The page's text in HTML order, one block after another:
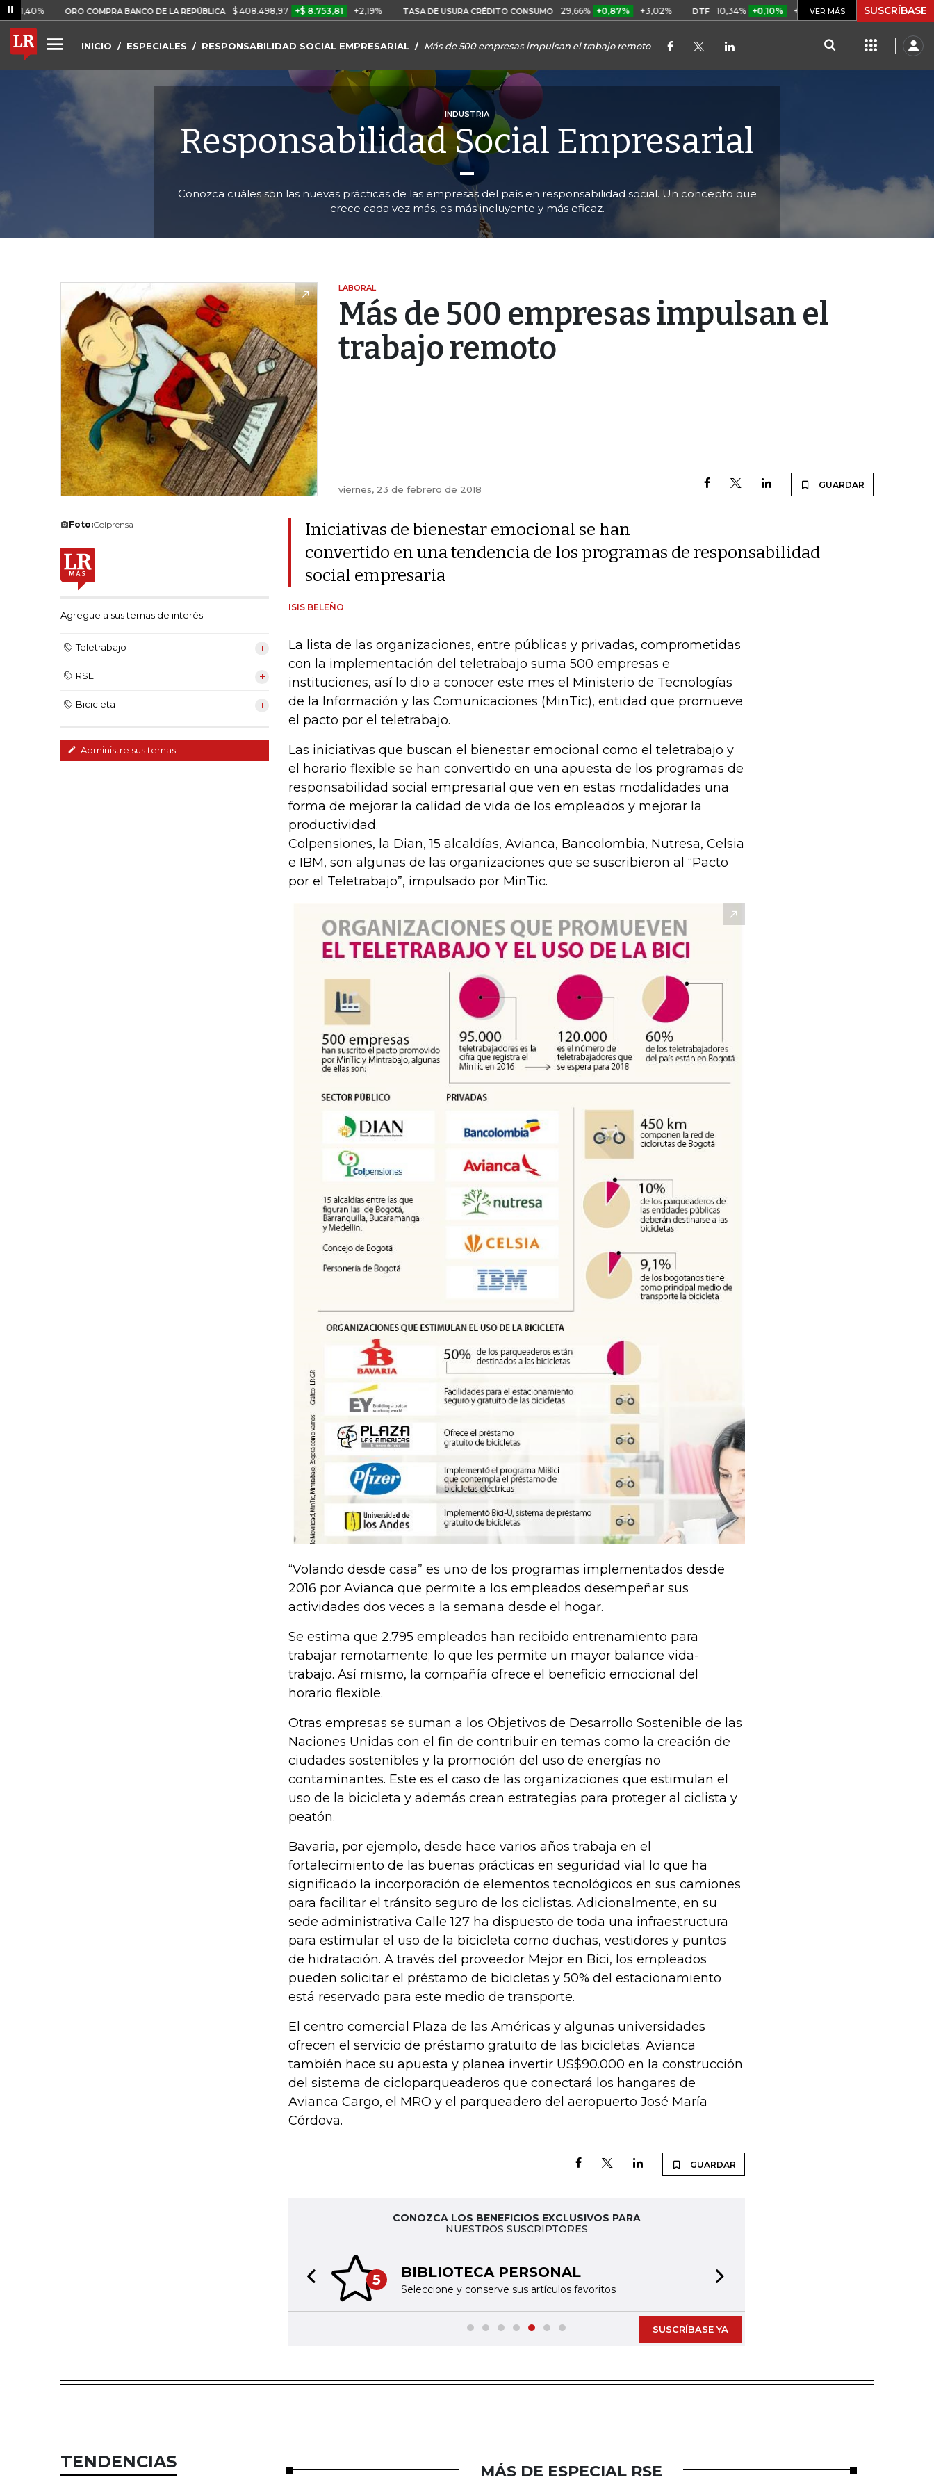
ORO COMPRA BANCO DE LA REPÚBLICA $ 408.498,97 +$ 8.753,81 +2,19% TASA DE USURA CRÉDITO CONSUMO 29,66% +0,87% +3,02% DTF 10,34% +0,10% +0,98% UVR $ 416,86 +$ 0,05
VER MÁS SUSCRÍBASE
INICIO ESPECIALES RESPONSABILIDAD SOCIAL EMPRESARIAL Más de 500 empresas impulsan el trabajo remoto
INDUSTRIA
Responsabilidad Social Empresarial
Conozca cuáles son las nuevas prácticas de las empresas del país en responsabilidad social. Un concepto que
crece cada vez más, es más incluyente y más eficaz.
LABORAL
Más de 500 empresas impulsan el
trabajo remoto
viernes, 23 de febrero de 2018 GUARDAR
Foto:Colprensa
Agregue a sus temas de interés
Teletrabajo
RSE
Bicicleta
Administre sus temas
Iniciativas de bienestar emocional se han
convertido en una tendencia de los programas de responsabilidad
social empresaria
ISIS BELEÑO
La lista de las organizaciones, entre públicas y privadas, comprometidas
con la implementación del teletrabajo suma 500 empresas e
instituciones, así lo dio a conocer este mes el Ministerio de Tecnologías
de la Información y las Comunicaciones (MinTic), entidad que promueve
el pacto por el teletrabajo.
Las iniciativas que buscan el bienestar emocional como el teletrabajo y
el horario flexible se han convertido en una apuesta de los programas de
responsabilidad social empresarial que ven en estas modalidades una
forma de mejorar la calidad de vida de los empleados y mejorar la
productividad.
Colpensiones, la Dian, 15 alcaldías, Avianca, Bancolombia, Nutresa, Celsia
e IBM, son algunas de las organizaciones que se suscribieron al “Pacto
por el Teletrabajo”, impulsado por MinTic.
“Volando desde casa” es uno de los programas implementados desde
2016 por Avianca que permite a los empleados desempeñar sus
actividades dos veces a la semana desde el hogar.
Se estima que 2.795 empleados han recibido entrenamiento para
trabajar remotamente; lo que les permite un mayor balance vida-
trabajo. Así mismo, la compañía ofrece el beneficio emocional del
horario flexible.
Otras empresas se suman a los Objetivos de Desarrollo Sostenible de las
Naciones Unidas con el fin de contribuir en temas como la creación de
ciudades sostenibles y la promoción del uso de energías no
contaminantes. Este es el caso de las organizaciones que estimulan el
uso de la bicicleta y además crean estrategias para proteger al ciclista y
peatón.
Bavaria, por ejemplo, desde hace varios años trabaja en el
fortalecimiento de las buenas prácticas en seguridad vial lo que ha
significado la incorporación de elementos tecnológicos en sus camiones
para facilitar el tránsito seguro de los ciclistas. Adicionalmente, en su
sede administrativa Calle 127 ha dispuesto de toda una infraestructura
para estimular el uso de la bicicleta como duchas, vestidores y puntos
de hidratación. A través del proveedor Mejor en Bici, los empleados
pueden solicitar el préstamo de bicicletas y 50% del estacionamiento
está reservado para este medio de transporte.
El centro comercial Plaza de las Américas y algunas universidades
ofrecen el servicio de préstamo gratuito de las bicicletas. Avianca
también hace su apuesta y planea invertir US$90.000 en la construcción
del sistema de cicloparqueaderos que conectará los hangares de
Avianca Cargo, el MRO y el parqueadero del aeropuerto José María
Córdova.
GUARDAR
CONOZCA LOS BENEFICIOS EXCLUSIVOS PARA
NUESTROS SUSCRIPTORES
5 BIBLIOTECA PERSONAL
Seleccione y conserve sus artículos favoritos
Previous slide
SUSCRÍBASE YA
TENDENCIAS MÁS DE ESPECIAL RSE